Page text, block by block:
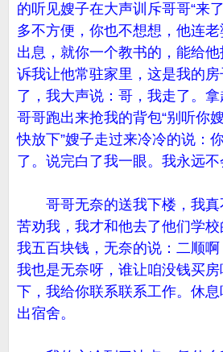
的听见嫂子在大声训斥哥哥“来
多不方便，你也不想想，他连
出息，就你一个教书的，能给
诉我让他常驻家里，这是我的房
了，我大声说：哥，我走了。拿
哥哥跑出来抢我的背包“别听你
快放下”嫂子走过来冷冷的说：
了。说完白了我一眼。我永远不
哥哥无奈的送我下楼，我真
苦劝我，我才和他去了他们学
我五百块钱，无奈的说：二顺啊
我也是无奈呀，谁让咱没钱买
下，我给你联系联系工作。休
出宿舍。